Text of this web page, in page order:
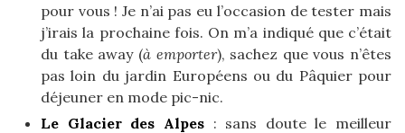
pour vous ! Je n’ai pas eu l’occasion de tester mais
j’irais la prochaine fois. On m’a indiqué que c’était
du take away (à emporter), sachez que vous n’êtes
pas loin du jardin Européens ou du Pâquier pour
déjeuner en mode pic-nic.
Le Glacier des Alpes: sans doute le meilleur